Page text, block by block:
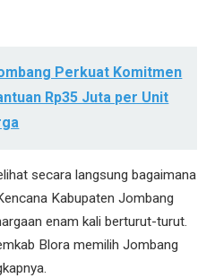
Perkuat Komitmen
Rp35 Juta per Unit
secara langsung bagaimana
Kabupaten Jombang
enam kali berturut-turut.
Blora memilih Jombang